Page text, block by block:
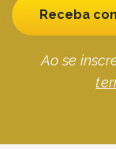
Receba
Ao se